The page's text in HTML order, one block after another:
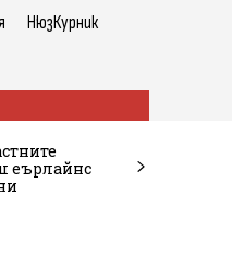
НюзКурник
еърлайнс